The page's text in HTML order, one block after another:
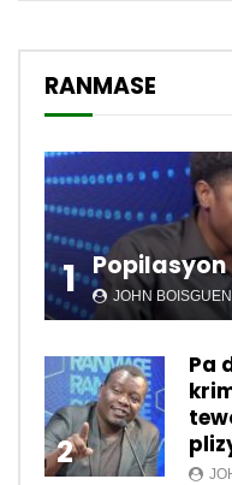
RANMASE
1 JOHN
2
Pa